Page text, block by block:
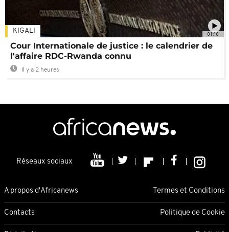
01:16
KIGALI
Cour Internationale de justice : le calendrier de
l'affaire RDC-Rwanda connu
Il y a 2 heures
Réseaux sociaux
A propos d'Africanews Termes et Conditions
Contacts Politique de Cookie